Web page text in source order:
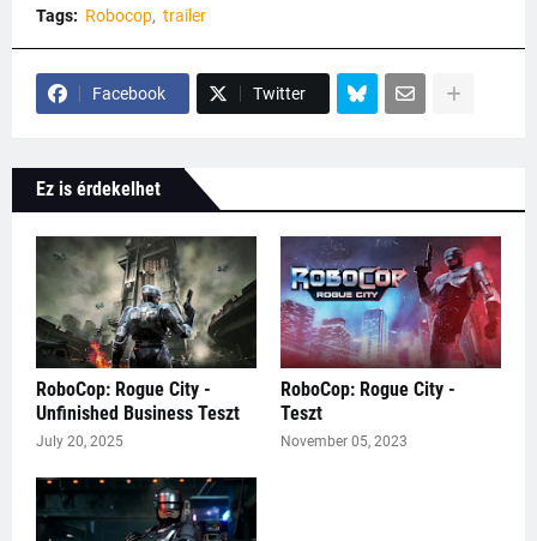
Tags: Robocop trailer
Facebook Twitter
Ez is érdekelhet
RoboCop: Rogue City -
Unfinished Business Teszt
July 20, 2025
RoboCop: Rogue City -
Teszt
November 05, 2023